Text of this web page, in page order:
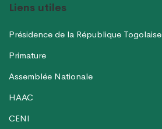
Liens utiles
Présidence de la République Togolaise
Primature
Assemblée Nationale
HAAC
CENI